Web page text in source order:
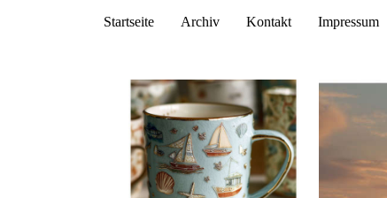
Startseite Archiv Kontakt Impressum